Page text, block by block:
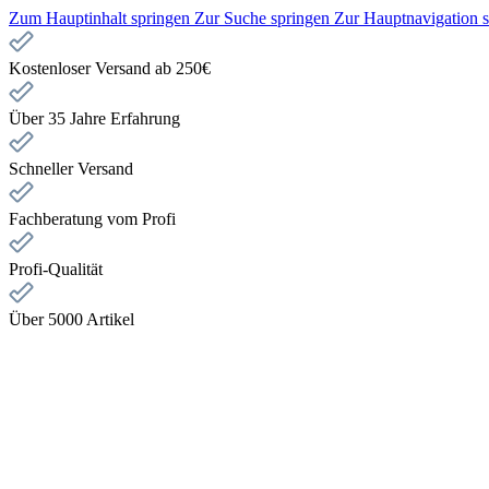
Zum Hauptinhalt springen Zur Suche springen Zur Hauptnavigation
Kostenloser Versand ab 250€
Über 35 Jahre Erfahrung
Schneller Versand
Fachberatung vom Profi
Profi-Qualität
Über 5000 Artikel